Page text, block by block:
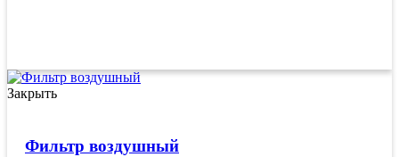
Закрыть
Фильтр воздушный